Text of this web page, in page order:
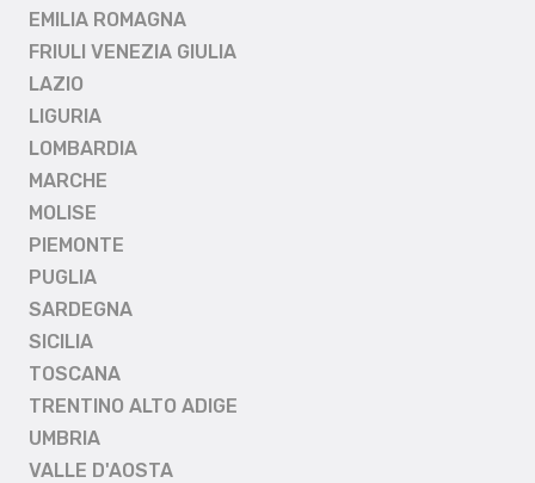
EMILIA ROMAGNA
FRIULI VENEZIA GIULIA
LAZIO
LIGURIA
LOMBARDIA
MARCHE
MOLISE
PIEMONTE
PUGLIA
SARDEGNA
SICILIA
TOSCANA
TRENTINO ALTO ADIGE
UMBRIA
VALLE D'AOSTA